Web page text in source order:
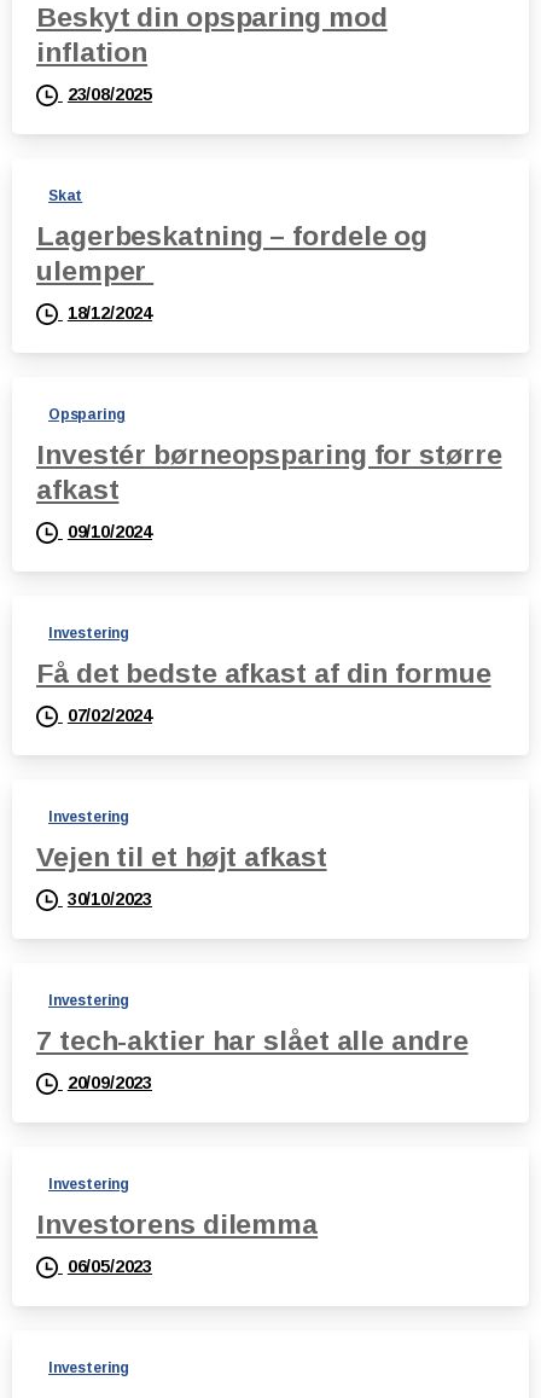
Beskyt din opsparing mod
inflation
23/08/2025
Skat
Lagerbeskatning – fordele og
ulemper
18/12/2024
Opsparing
Investér børneopsparing for større
afkast
09/10/2024
Investering
Få det bedste afkast af din formue
07/02/2024
Investering
Vejen til et højt afkast
30/10/2023
Investering
7 tech-aktier har slået alle andre
20/09/2023
Investering
Investorens dilemma
06/05/2023
Investering